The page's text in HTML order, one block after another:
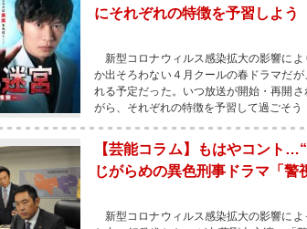
にそれぞれの特徴を予習しよう
新型コロナウィルス感染拡大の影響に
か出そろわない４月クールの春ドラマだ
れる予定だった。いつ放送が開始・再開
がら、それぞれの特徴を予習して過ごそう
【芸能コラム】もはやコント
じがらめの異色刑事ドラマ「警
新型コロナウィルス感染拡大の影響に